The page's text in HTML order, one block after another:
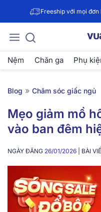
Freeship với mọi đơn
Nệm Chăn ga Phụ
Blog » Chăm sóc giấc ngủ
Mẹo giảm mồ
vào ban đêm
NGÀY ĐĂNG 26/01/2026 | BÀI